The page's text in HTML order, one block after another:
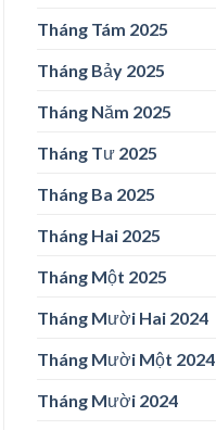
Tháng Tám 2025
Tháng Bảy 2025
Tháng Năm 2025
Tháng Tư 2025
Tháng Ba 2025
Tháng Hai 2025
Tháng Một 2025
Tháng Mười Hai 2024
Tháng Mười Một 2024
Tháng Mười 2024